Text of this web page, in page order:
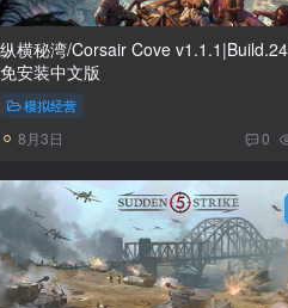
纵横秘湾/Corsair Cove v1.1.1|Build.24511621
免安装中文版
模拟经营
8月3日 0